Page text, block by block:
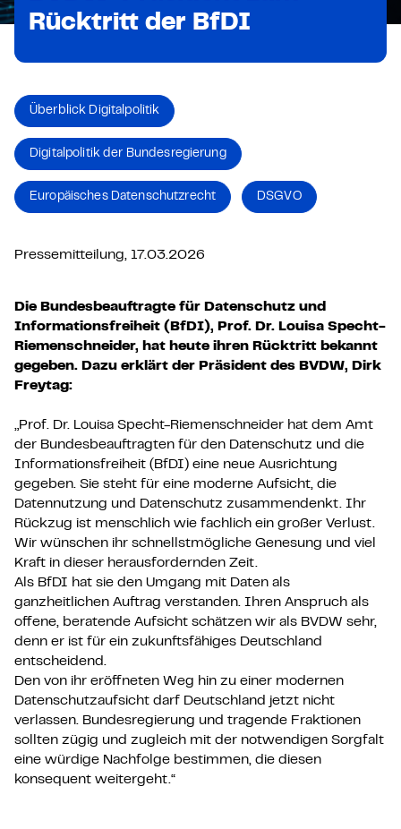
Rücktritt der BfDI
Überblick Digitalpolitik
Digitalpolitik der Bundesregierung
Europäisches Datenschutzrecht DSGVO
Pressemitteilung, 17.03.2026
Die Bundesbeauftragte für Datenschutz und
Informationsfreiheit (BfDI), Prof. Dr. Louisa Specht-
Riemenschneider, hat heute ihren Rücktritt bekannt
gegeben. Dazu erklärt der Präsident des BVDW, Dirk
Freytag:
„Prof. Dr. Louisa Specht-Riemenschneider hat dem Amt
der Bundesbeauftragten für den Datenschutz und die
Informationsfreiheit (BfDI) eine neue Ausrichtung
gegeben. Sie steht für eine moderne Aufsicht, die
Datennutzung und Datenschutz zusammendenkt. Ihr
Rückzug ist menschlich wie fachlich ein großer Verlust.
Wir wünschen ihr schnellstmögliche Genesung und viel
Kraft in dieser herausfordernden Zeit.
Als BfDI hat sie den Umgang mit Daten als
ganzheitlichen Auftrag verstanden. Ihren Anspruch als
offene, beratende Aufsicht schätzen wir als BVDW sehr,
denn er ist für ein zukunftsfähiges Deutschland
entscheidend.
Den von ihr eröffneten Weg hin zu einer modernen
Datenschutzaufsicht darf Deutschland jetzt nicht
verlassen. Bundesregierung und tragende Fraktionen
sollten zügig und zugleich mit der notwendigen Sorgfalt
eine würdige Nachfolge bestimmen, die diesen
konsequent weitergeht.“